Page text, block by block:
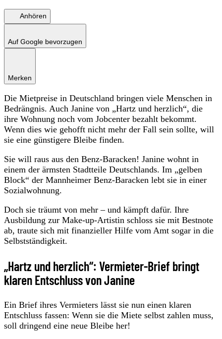
Anhören
Auf Google bevorzugen
Merken
Die Mietpreise in Deutschland bringen viele Menschen in
Bedrängnis. Auch Janine von „Hartz und herzlich“, die
ihre Wohnung noch vom Jobcenter bezahlt bekommt.
Wenn dies wie gehofft nicht mehr der Fall sein sollte, will
sie eine günstigere Bleibe finden.
Sie will raus aus den Benz-Baracken! Janine wohnt in
einem der ärmsten Stadtteile Deutschlands. Im „gelben
Block“ der Mannheimer Benz-Baracken lebt sie in einer
Sozialwohnung.
Doch sie träumt von mehr – und kämpft dafür. Ihre
Ausbildung zur Make-up-Artistin schloss sie mit Bestnote
ab, traute sich mit finanzieller Hilfe vom Amt sogar in die
Selbstständigkeit.
„Hartz und herzlich“: Vermieter-Brief bringt
klaren Entschluss von Janine
Ein Brief ihres Vermieters lässt sie nun einen klaren
Entschluss fassen: Wenn sie die Miete selbst zahlen muss,
soll dringend eine neue Bleibe her!